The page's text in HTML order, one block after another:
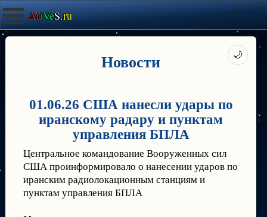
AriVeS.ru
Новости
01.06.26 США нанесли удары по
иранскому радару и пунктам
управления БПЛА
Центральное командование Вооруженных сил
США проинформировало о нанесении ударов по
иранским радиолокационным станциям и
пунктам управления БПЛА
🌙